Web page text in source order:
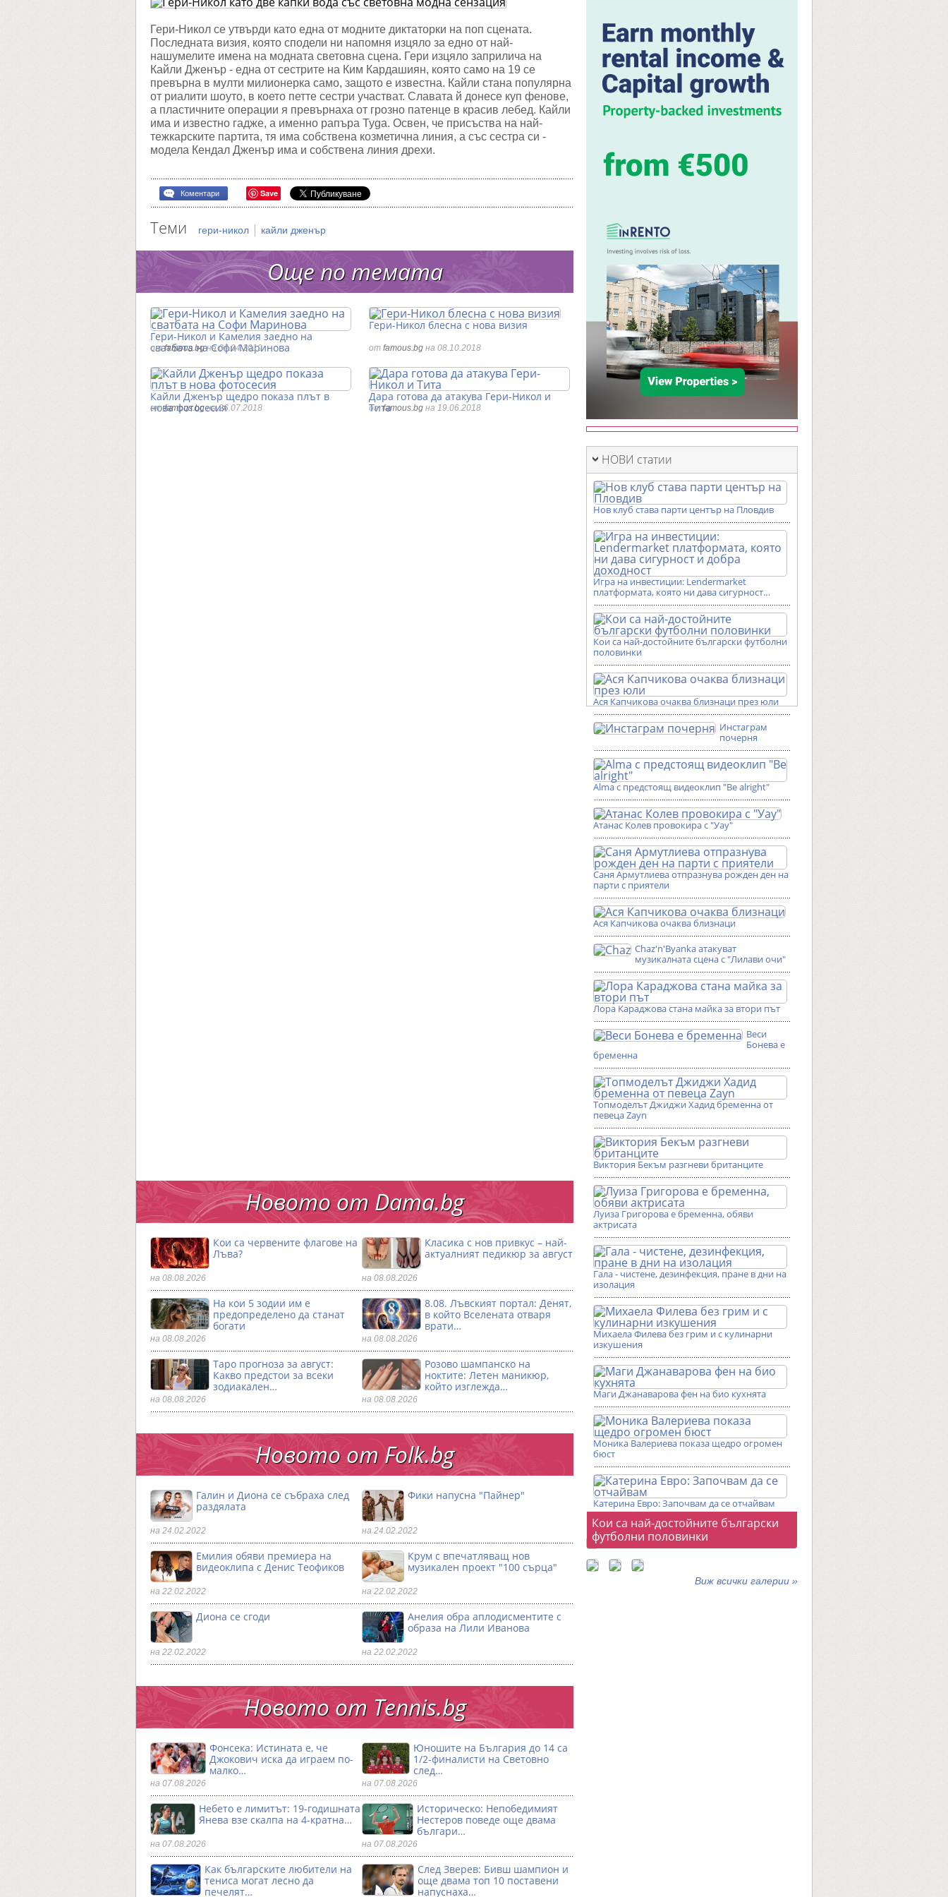
капки
световна
модна
сензация
Гери-Никол се утвърди като една от модните диктаторки на поп сцената.
Последната визия, която сподели ни напомня изцяло за едно от най-
нашумелите имена на модната световна сцена. Гери изцяло заприлича на
Кайли Дженър - една от сестрите на Ким Кардашиян, която само на 19 се
превърна в мулти милионерка само, защото е известна. Кайли стана популярна
от риалити шоуто, в което петте сестри участват. Славата й донесе куп фенове,
а пластичните операции я превърнаха от грозно патенце в красив лебед. Кайли
има и известно гадже, а именно рапъра Tyga. Освен, че присъства на най-
тежкарските партита, тя има собствена козметична линия, а със сестра си -
модела Кендал Дженър има и собствена линия дрехи.
Коментари Save
Теми гери-никол | кайли дженър
Още по темата
Гери-Никол и Камелия заедно на
сватбата на Софи Маринова
отfamous.bgна 04.04.2019
Гери-Никол блесна с нова визия
от famous.bg на 08.10.2018
Кайли Дженър щедро показа плът в
нова фотосесия
отfamous.bgна 26.07.2018
Дара готова да атакува Гери-Никол и
Тита
отfamous.bg на 19.06.2018
Новото от Dama.bg
Кои са червените флагове на
Лъва?
на 08.08.2026
Класика с нов привкус – най-
актуалният педикюр за август
на 08.08.2026
На кои 5 зодии им е
предопределено да станат
богати
на 08.08.2026
8.08. Лъвският портал: Денят,
в който Вселената отваря
врати…
на 08.08.2026
Таро прогноза за август:
Какво предстои за всеки
зодиакален…
на 08.08.2026
Розово шампанско на
ноктите: Летен маникюр,
който изглежда…
на 08.08.2026
Новото от Folk.bg
Галин и Диона се събраха след
раздялата
на 24.02.2022
Фики напусна "Пайнер"
на 24.02.2022
Емилия обяви премиера на
видеоклипа с Денис Теофиков
на 22.02.2022
Крум с впечатляващ нов
музикален проект "100 сърца"
на 22.02.2022
Диона се сгоди
на 22.02.2022
Анелия обра аплодисментите с
образа на Лили Иванова
на 22.02.2022
Новото от Тennis.bg
Фонсека: Истината е, че
Джокович иска да играем по-
малко…
на 07.08.2026
Юношите на България до 14 са
1/2-финалисти на Световно
след…
на 07.08.2026
Небето е лимитът: 19-годишната
Янева взe скалпа на 4-кратна…
на 07.08.2026
Историческо: Непобедимият
Нестеров поведе още двама
българи…
на 07.08.2026
Как българските любители на
тениса могат лесно да
печелят…
След Зверев: Бивш шампион и
още двама топ 10 поставени
напуснаха…
НОВИ статии
Нов клуб става парти център на Пловдив
Игра на инвестиции: Lendermarket
платформата, която ни дава сигурност…
Кои са най-достойните български футболни
половинки
Ася Капчикова очаква близнаци през юли
Инстаграм
почерня
Alma с предстоящ видеоклип "Be alright"
Атанас Колев провокира с "Уау"
Саня Армутлиева отпразнува рожден ден на
парти с приятели
Ася Капчикова очаква близнаци
Chaz'n'Byanka атакуват
музикалната сцена с "Лилави очи"
Лора Караджова стана майка за втори път
Веси
Бонева е
бременна
Топмоделът Джиджи Хадид бременна от
певеца Zayn
Виктория Бекъм разгневи британците
Луиза Григорова е бременна, обяви
актрисата
Гала - чистене, дезинфекция, пране в дни на
изолация
Михаела Филева без грим и с кулинарни
изкушения
Маги Джанаварова фен на био кухнята
Моника Валериева показа щедро огромен
бюст
Катерина Евро: Започвам да се отчайвам
Фотогалерии
Кои са най-достойните български
футболни половинки
Виж всички галерии »